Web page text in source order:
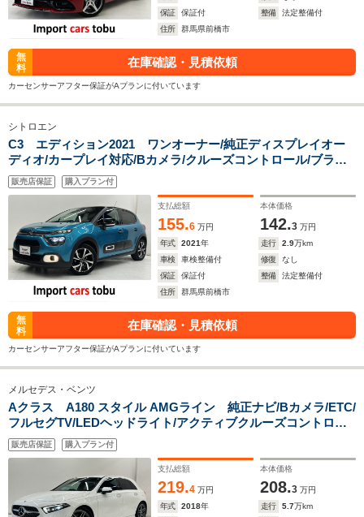
保証
保証付 整備
法定整備付
住所
群馬県前橋市
無
料
在庫確認・見積依頼
カーセンサーアフター保証がAプランに付いています
シトロエン
C3 エディション2021 ワンオーナー/純正ディスプレイオー
ディオ/カープレイ対応/Bカメラ/クルーズコントロール/ブライ
ンドスポットモニター/ETC/社内フロントドライブレコーダー/
ハーフレザーシート/スマートキー/キーレス
販売店保証 購入プラン付
支払総額
155.6 万円
本体価格
142.3 万円
年式
2021年 走行 2.9万km
車検
車検整備付 修復
なし
保証
保証付 整備
法定整備付
住所
群馬県前橋市
無
料
在庫確認・見積依頼
カーセンサーアフター保証がAプランに付いています
メルセデス・ベンツ
Aクラス A180 スタイル AMGライン 純正ナビ/Bカメラ/ETC/
フルセグTV/LEDヘッドライト/アクティブクルーズコントロー
ル/ブラインドスポットモニター/パドルシフト/パワーシート/シ
ートヒーター/純正アルミホイール/スマートキー/キーレス
販売店保証 購入プラン付
支払総額
219.4 万円
本体価格
208.3 万円
年式
2018年 走行 5.7万km